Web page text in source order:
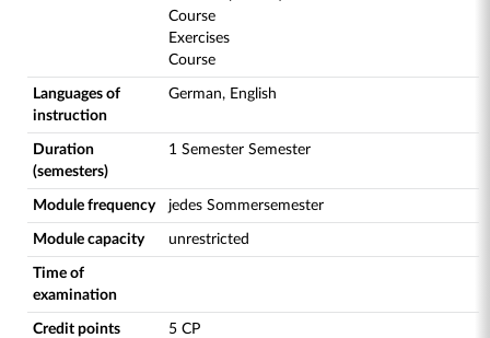
Course
Exercises
Course
Languages of
instruction
German, English
Duration
(semesters)
1 Semester Semester
Module frequency jedes Sommersemester
Module capacity unrestricted
Time of
examination
Credit points 5 CP